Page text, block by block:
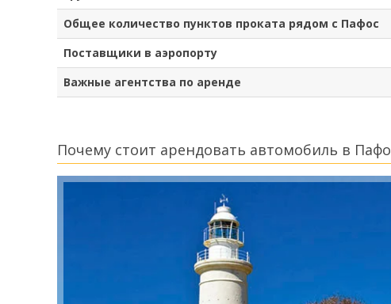
Общее количество пунктов проката рядом с Пафос
Поставщики в аэропорту
Важные агентства по аренде
Почему стоит арендовать автомобиль в